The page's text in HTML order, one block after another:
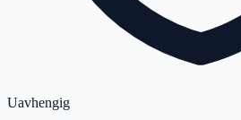
Uavhengig